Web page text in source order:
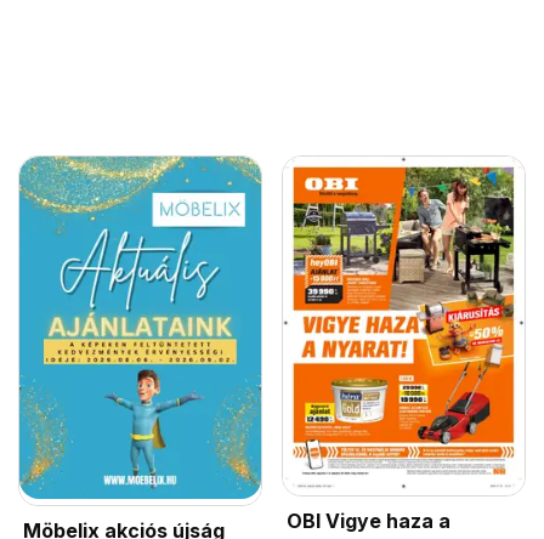
Möbelix akciós újság
OBI Vigye haza a